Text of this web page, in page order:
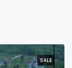
SALE